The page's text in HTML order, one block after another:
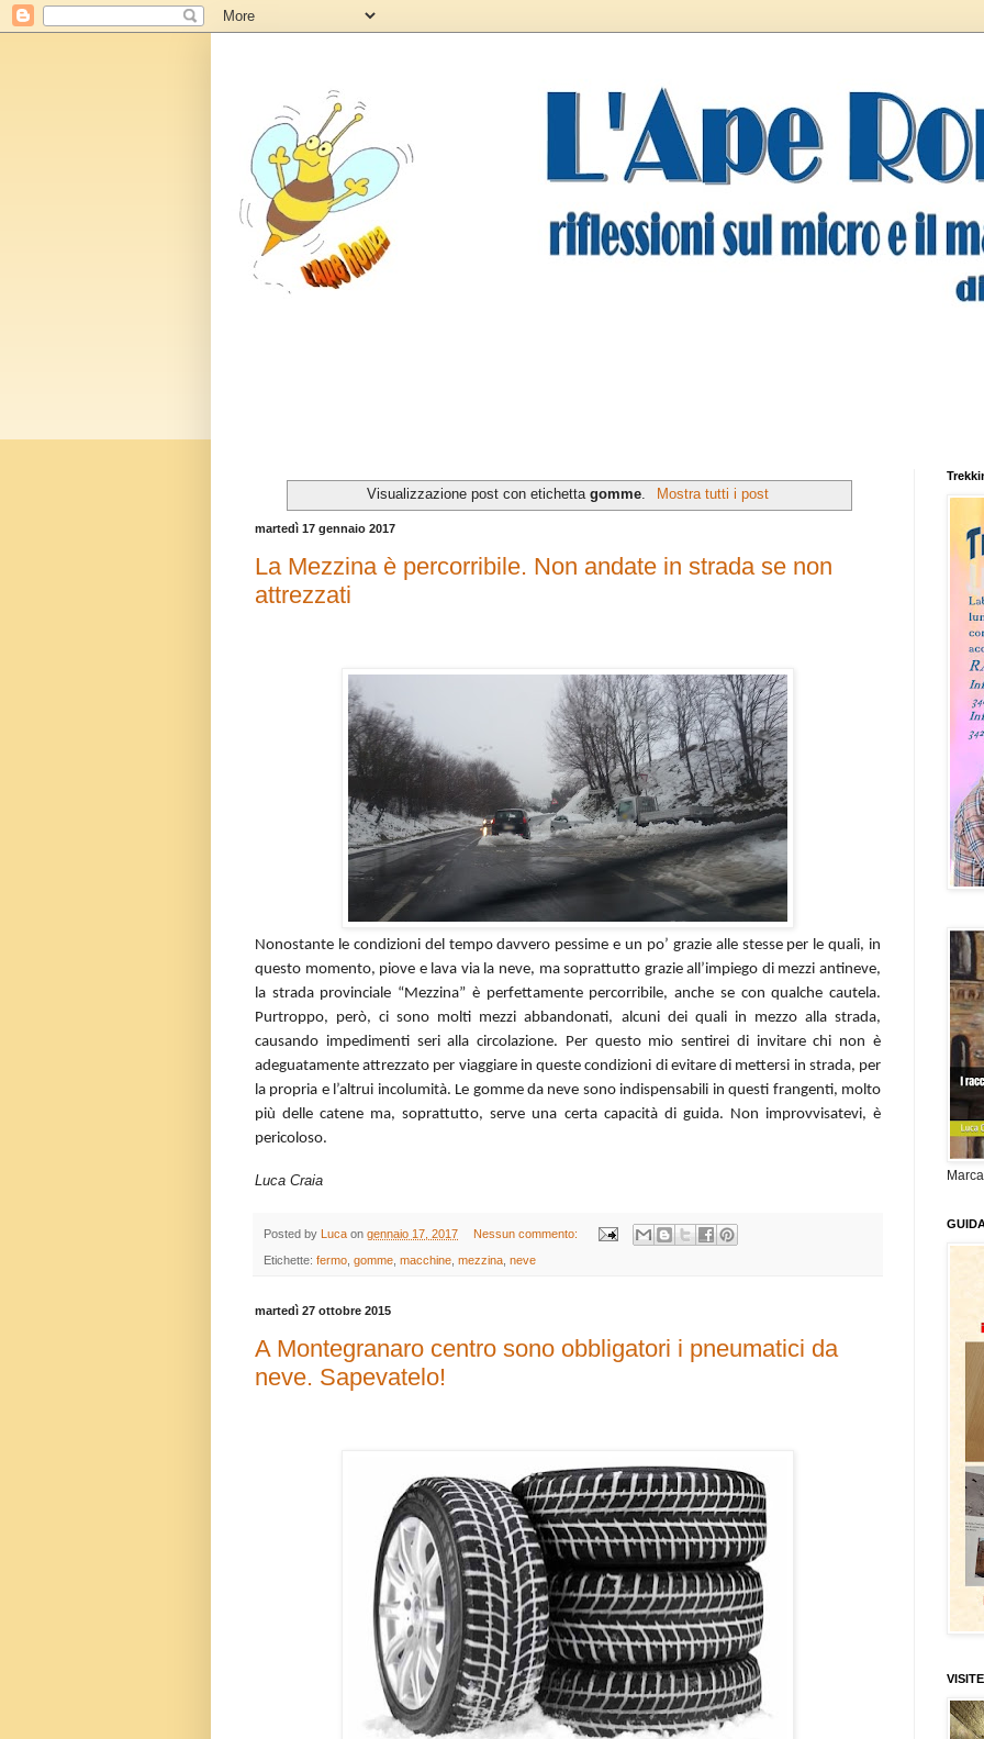
Visualizzazione post con etichettagomme Mostra tutti i post
martedì 17 gennaio 2017
La Mezzina è percorribile. Non andate in strada se non
attrezzati
Nonostante le condizioni del tempo davvero pessime e un po’ grazie alle stesse per le quali, in
questo momento, piove e lava via la neve, ma soprattutto grazie all’impiego di mezzi antineve,
la strada provinciale “Mezzina” è perfettamente percorribile, anche se con qualche cautela.
Purtroppo, però, ci sono molti mezzi abbandonati, alcuni dei quali in mezzo alla strada,
causando impedimenti seri alla circolazione. Per questo mio sentirei di invitare chi non è
adeguatamente attrezzato per viaggiare in queste condizioni di evitare di mettersi in strada, per
la propria e l’altrui incolumità. Le gomme da neve sono indispensabili in questi frangenti, molto
più delle catene ma, soprattutto, serve una certa capacità di guida. Non improvvisatevi, è
pericoloso.
Luca Craia
Posted by Luca on gennaio 17, 2017 Nessun commento:
Etichette: fermo gomme macchine mezzina neve
martedì 27 ottobre 2015
A Montegranaro centro sono obbligatori i pneumatici da
neve. Sapevatelo!
Marca
VISITE